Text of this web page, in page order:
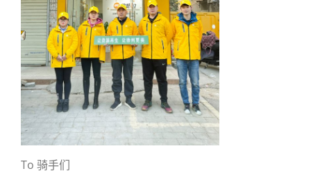
To 骑手们